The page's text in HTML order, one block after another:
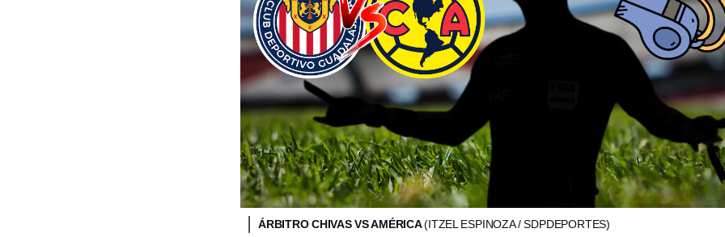
ÁRBITRO CHIVAS VS AMÉRICA(ITZEL ESPINOZA / SDPDEPORTES)